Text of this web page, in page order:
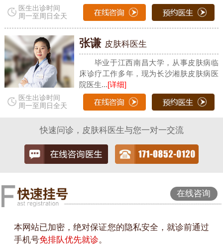
医生出诊时间
周一至周日全天
医生出诊时间
周一至周日全天
张谦 皮肤科医生
毕业于江西南昌大学，从事皮肤病临
床诊疗工作多年，现为长沙湘肤皮肤病医
院医生...[详细]
快速问诊，皮肤科医生与您一对一交流
在线咨询
本网站已加密，绝对保证您的隐私安全，就诊前通过
手机号免排队优先就诊。